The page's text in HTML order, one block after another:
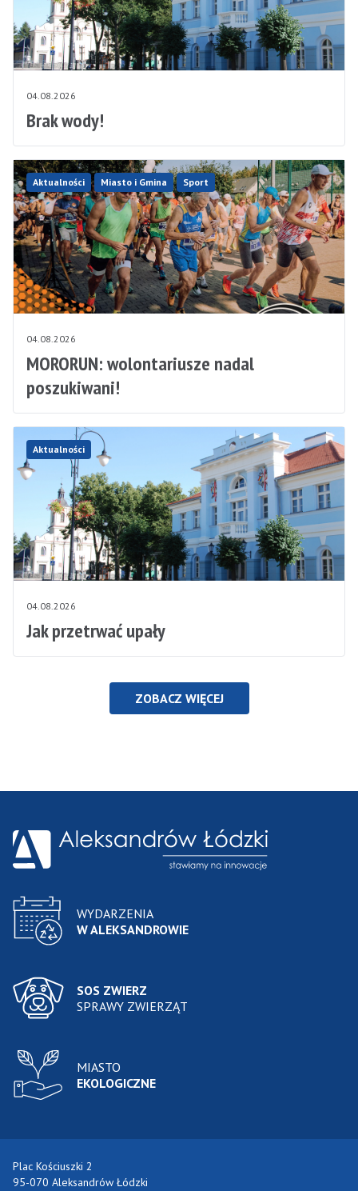
04.08.2026
Brak wody!
Aktualności Miasto i Gmina Sport
04.08.2026
MORORUN: wolontariusze nadal
poszukiwani!
Aktualności
04.08.2026
Jak przetrwać upały
ZOBACZ WIĘCEJ
WYDARZENIA
W ALEKSANDROWIE
SOS ZWIERZ
SPRAWY ZWIERZĄT
MIASTO
EKOLOGICZNE
Plac Kościuszki 2
95-070 Aleksandrów Łódzki